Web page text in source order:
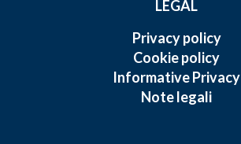
LEGAL
Privacy policy
Cookie policy
Informative Privacy
Note legali